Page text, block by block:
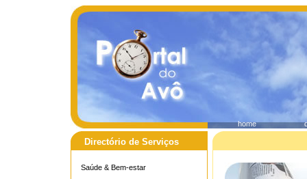
home
Directório de Serviços
Saúde & Bem-estar